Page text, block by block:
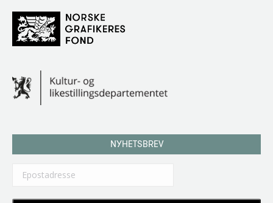
NYHETSBREV